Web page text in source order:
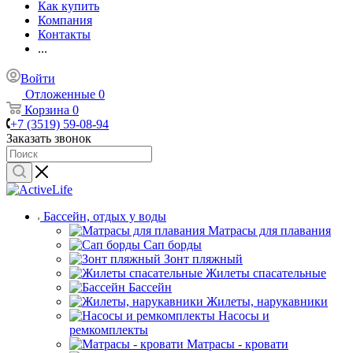
Как купить
Компания
Контакты
...
Войти
Отложенные 0
Корзина 0
+7 (3519) 59-08-94
Заказать звонок
Бассейн, отдых у воды
Матрасы для плавания
Сап борды
Зонт пляжный
Жилеты спасательные
Бассейн
Жилеты, нарукавники
Насосы и
ремкомплекты
Матрасы - кровати